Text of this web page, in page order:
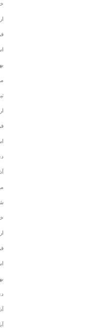
تیر
دی
آذر
دی
آذر